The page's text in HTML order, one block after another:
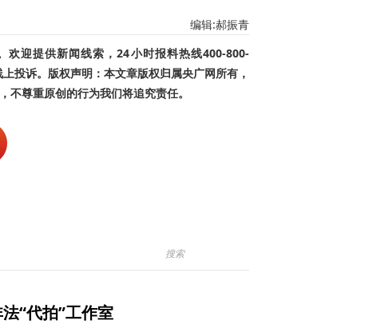
编辑:郝振青
欢迎提供新闻线索，24小时报料热线400-800-
投诉。版权声明：本文章版权归属央广网所有，
尊重原创的行为我们将追究责任。
“代拍”工作室